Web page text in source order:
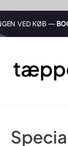
VED KØB —